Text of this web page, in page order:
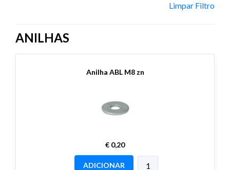
Limpar Filtro
ANILHAS
Anilha ABL M8 zn
€ 0,20
ADICIONAR